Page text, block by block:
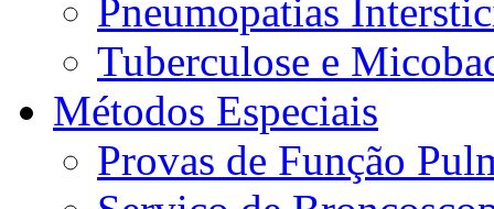
Pneumopatias
Tuberculose e
Métodos Especiais
Provas de Função